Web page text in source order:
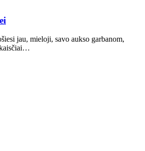
jau, mieloji, savo aukso garbanom,